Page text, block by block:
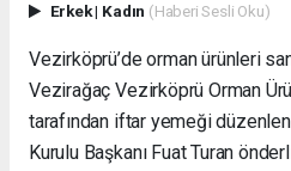
Erkek| Kadın (Haberi Sesli Oku)
Vezirköprü’de orman ürünleri
Vezirağaç Vezirköprü Orman
tarafından iftar yemeği
Kurulu Başkanı Fuat Turan